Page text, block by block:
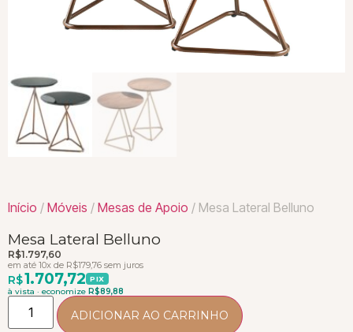
Início / Móveis / Mesas de Apoio / Mesa Lateral Belluno
Mesa Lateral Belluno
R$1.797,60
em até 10x de R$179,76 sem juros
R$1.707,72 PIX
à vista · economize R$89,88
ADICIONAR AO CARRINHO